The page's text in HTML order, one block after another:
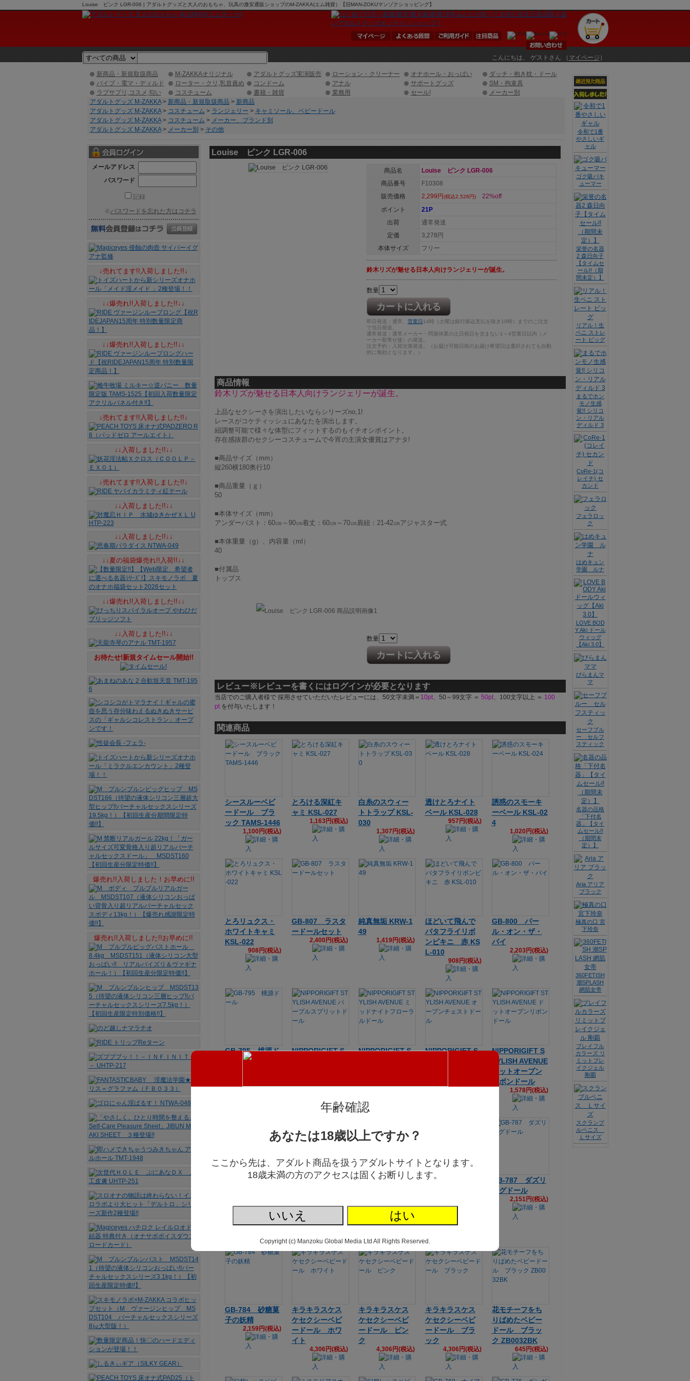
年齢確認
あなたは18歳以上ですか？
ここから先は、アダルト商品を扱うアダルトサイトとなります。
18歳未満の方のアクセスは固くお断りします。
いいえ はい
Copyright (c) Manzoku Global Media Ltd All Rights Reserved.
Louise ピンク LGR-006 | アダルトグッズと大人のおもちゃ、玩具の激安通販ショップのM-ZAKKA(エム雑貨）【旧MAN-ZOKUマンゾクショッピング】
こんにちは、 ゲストさん （ マイページ ）
新商品・新規取扱商品 M-ZAKKAオリジナル アダルトグッズ実演販売 ローション・クリーナー オナホール・おっぱい
ダッチ・抱き枕・ドール
バイブ・電マ・ディルド
ローター・クリ,乳首責め コンドーム アナル サポートグッズ
SM・拘束具
ラブサプリ,コスメ,匂い
コスチューム 書籍・雑貨 業務用 セール!
メーカー別
アダルトグッズ M-ZAKKA> 新商品・新規取扱商品 > 新商品
アダルトグッズ M-ZAKKA> コスチューム > ランジェリー > キャミソール、ベビードール
アダルトグッズ M-ZAKKA> コスチューム > メーカー、ブランド別
アダルトグッズ M-ZAKKA> メーカー別 > その他
Louise ピンク LGR-006
商品名
Louise ピンク LGR-006
商品番号
F10308
販売価格
2,299円(税込2,528円)
22%off
ポイント
21P
出荷
通常発送
定価
3,278円
本体サイズ
フリー
鈴木リズが魅せる日本人向けランジェリーが誕生。
数量
カートに入れる
即日発送：通常、 営業日 14時（土曜は銀行振込支払を除き10時）までのご注文
で当日発送。
通常発送：通常メーカー・問屋休業の土日祝日を含まない1～4営業日以内（メ
ーカー取寄せ後）の発送。
注文予約：入荷次第発送。（お届け可能日前のお届け希望日は選択されても自動
的に無効となります。）
商品情報
鈴木リズが魅せる日本人向けランジェリーが誕生。
上品なセクシーさを演出したいならシリーズno,1!
レースがコケティッシュにあなたを演出します。
紐調整可能で様々な体型にフィットするのもイチオシポイント。
存在感抜群のセクシーコスチュームで今宵の主演女優賞はアナタ!
■商品サイズ（mm）
縦260横180奥行10
■商品重量（ｇ）
50
■本体サイズ（mm）
アンダーバスト：60㎝～90㎝着丈：60㎝～70㎝肩紐：21-42㎝アジャスター式
■本体重量（g）、内容量（ml）
40
■付属品
トップス
数量
カートに入れる
レビュー※レビューを書くにはログインが必要となります
当店でのご購入者様で 採用させていただいたレビューには、50文字未満＝ 10pt、50～99文字 ＝ 50pt、100文字以上 ＝ 100
ptを付与いたします！
関連商品
シースルーベビ
ードール ブラ
ック TAMS-1446
1,100円(税込)
とろける深紅キ
ャミ KSL-027
1,163円(税込)
白糸のスウィー
トトラップ KSL-
030
1,307円(税込)
透けとろナイト
ベール KSL-028
957円(税込)
誘惑のスモーキ
ーベール KSL-02
4
1,020円(税込)
とろリュクス・
ホワイトキャミ
KSL-022
908円(税込)
GB-807 ラスタ
ードールセット
2,400円(税込)
純真無垢 KRW-1
49
1,419円(税込)
ほどいて飛んで
バタフライリボ
ンビキニ 赤 KS
L-010
908円(税込)
GB-800 パー
ル・オン・ザ・
パイ
2,203円(税込)
GB-795 桃源ド
NIPPORIGIFT S
NIPPORIGIFT S
NIPPORIGIFT S
NIPPORIGIFT S
TYLISH AVENUE
ドットオープン
リボンドール
1,578円(税込)
NIPPORIGIFT S
1,914円(税込)
NIPPORIGIFT S
ール
NIPPORIGIFT S
1,531円(税込)
NIPPORIGIFT S
GB-787 ダズリ
ングドール
2,151円(税込)
GB-784 砂糖菓
子の妖精
2,159円(税込)
キラキラスケス
ケセクシーベビ
ードール ホワ
イト
4,306円(税込)
キラキラスケス
ケセクシーベビ
ードール ピン
ク
4,306円(税込)
キラキラスケス
ケセクシーベビ
ードール ブラ
ック
4,306円(税込)
花モチーフをち
りばめたベビー
ドール ブラッ
ク ZB0032BK
645円(税込)
メールアドレス
パスワード
記録
※パスワードを忘れた方はコチラ
↓売れてます!!入荷しました!!↓
↓↓爆売れ!!入荷しました!!↓↓
↓↓爆売れ!!入荷しました!!↓↓
↓売れてます!!入荷しました!!↓
↓↓入荷しました!!↓↓
↓売れてます!!入荷しました!!↓
↓↓入荷しました!!↓↓
↓↓入荷しました!!↓↓
↓↓夏の福袋爆売れ!!入荷!!↓↓
↓↓爆売れ!!入荷しました!!↓↓
↓↓入荷しました!!↓↓
お待たせ!新規タイムセール開始!!
爆売れ!!入荷しました！お早めに!!
爆売れ!!入荷しました!!お早めに!!
令和で1番
やさしいギ
ャル
ゴク吸バキ
ューマー
栄誉の名器
2 森日向子
【タイムセ
ール!!（期
間未定）】
リアル！生
ペニ ストレ
ート ビッグ
まるでホン
モノ生感
覚!! シリコ
ン・リアル
ディルド 3
CoRe-1(コ
レイチ) セ
カンド
フェラロッ
ク
はめキュン
学園 ルナ
LOVE BOD
Y Aki ドール
ウィッグ
【Aki 3.0】
びらまんマ
マ
セーフブル
ー セルフ
スティック
名器の品格
「下付名
器」【タイ
ムセール!!
（期間未
定）】
Aria アリア
ブラック
極真の口 宮
下玲奈
360FETISH
潮SPLASH
網肌女帝
プレイフル
カラーズ リ
ミットブレ
イクジェル
剛覇
スクランブ
ルペニス
Ｌサイズ